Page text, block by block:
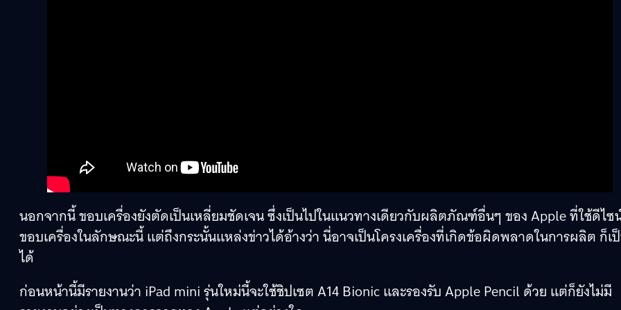
นอกจากนี้ ขอบเครื่องยังตัดเป็นเหลี่ยมชัดเจน ซึ่งเป็นไปในแนวทางเดียวกับผลิตภัณฑ์อื่นๆ ของ Apple ที่ใช้ดีไซ
ขอบเครื่องในลักษณะนี้ แต่ถึงกระนั้นแหล่งข่าวได้อ้างว่า นี่อาจเป็นโครงเครื่องที่เกิดข้อผิดพลาดในการผลิต ก็เ
ได้
ก่อนหน้านี้มีรายงานว่า iPad mini รุ่นใหม่นี้จะใช้ชิปเซต A14 Bionic และรองรับ Apple Pencil ด้วย แต่ก็ยังไม่มี